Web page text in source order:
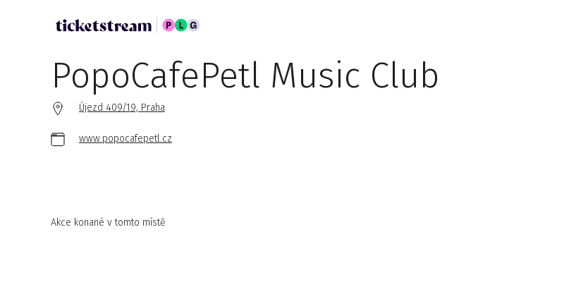
PopoCafePetl Music Club
Újezd 409/19, Praha
www.popocafepetl.cz
Akce konané v tomto místě